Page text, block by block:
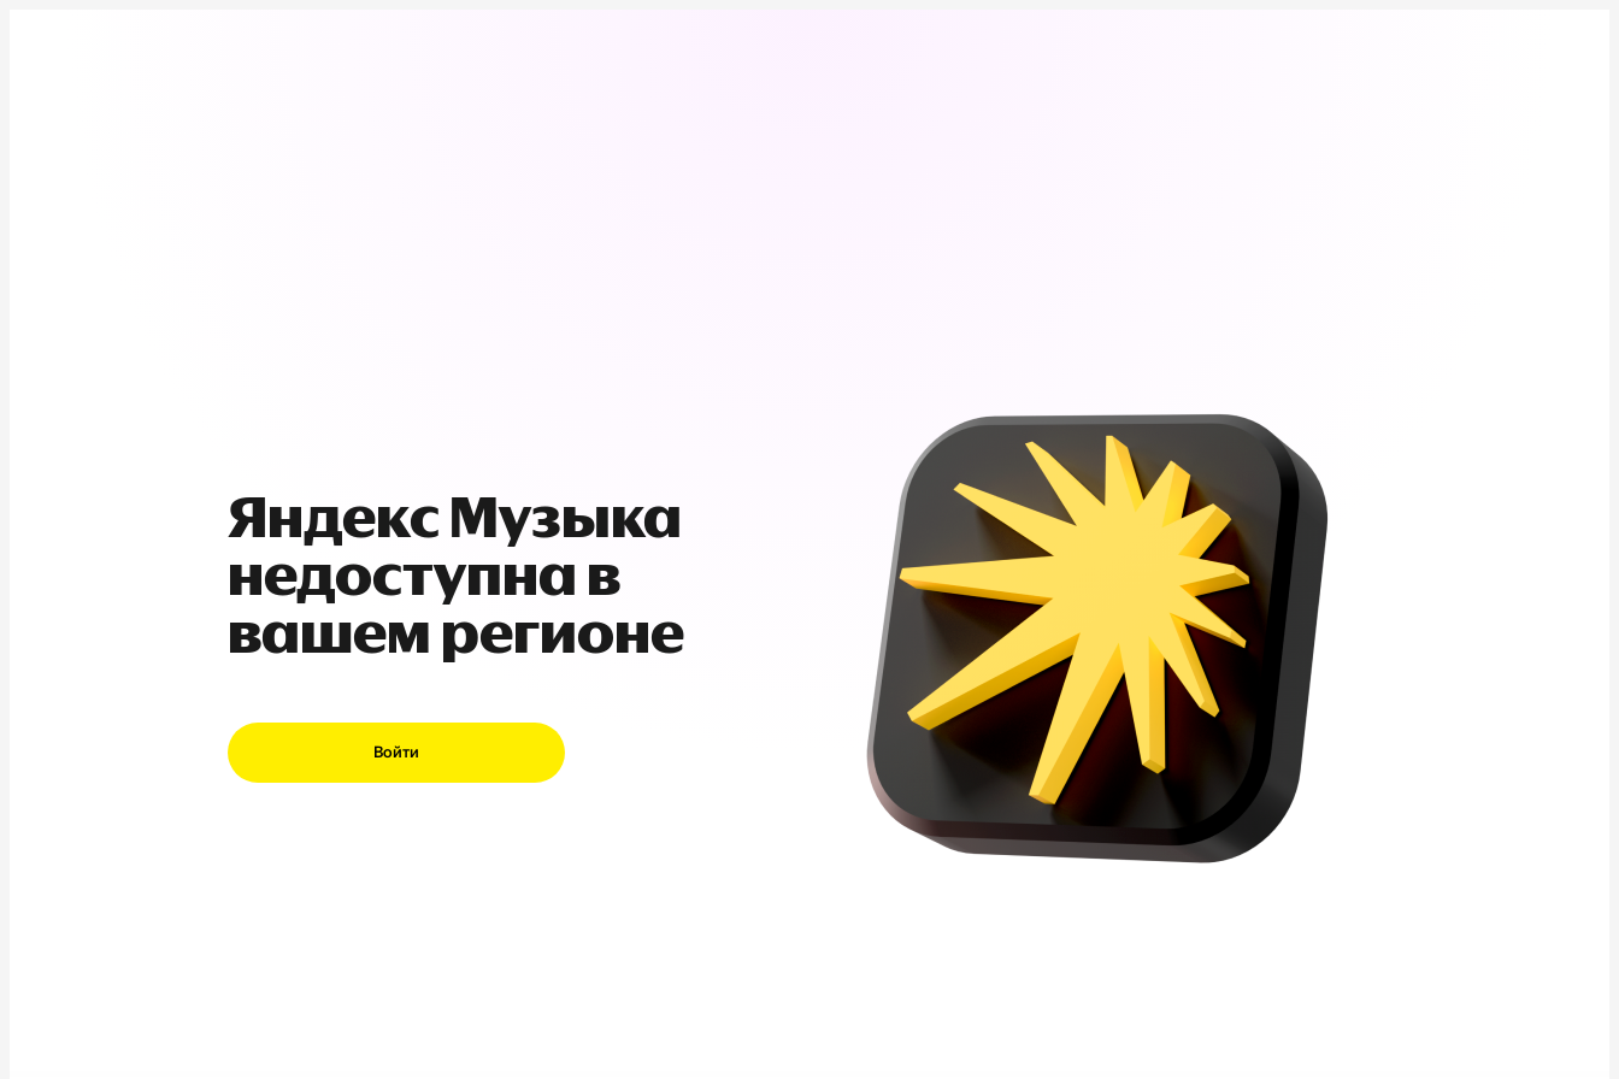
Яндекс Музыка
недоступна в
вашем регионе
Войти